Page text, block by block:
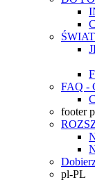
FAQ -
footer
pl-PL